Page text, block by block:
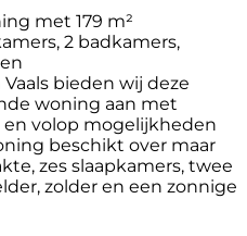
met 179 m²
2 badkamers,
bieden wij deze
woning aan met
volop mogelijkheden
beschikt over maar
zes slaapkamers, twee
zolder en een zonnige